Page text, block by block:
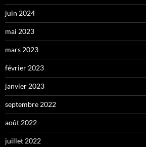
juin 2024
mai 2023
mars 2023
février 2023
janvier 2023
septembre 2022
août 2022
juillet 2022